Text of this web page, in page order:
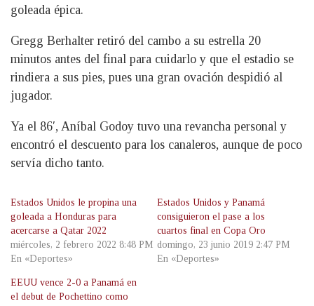
goleada épica.
Gregg Berhalter retiró del cambo a su estrella 20
minutos antes del final para cuidarlo y que el estadio se
rindiera a sus pies, pues una gran ovación despidió al
jugador.
Ya el 86′, Aníbal Godoy tuvo una revancha personal y
encontró el descuento para los canaleros, aunque de poco
servía dicho tanto.
Estados Unidos le propina una
goleada a Honduras para
acercarse a Qatar 2022
miércoles, 2 febrero 2022 8:48 PM
En «Deportes»
Estados Unidos y Panamá
consiguieron el pase a los
cuartos final en Copa Oro
domingo, 23 junio 2019 2:47 PM
En «Deportes»
EEUU vence 2-0 a Panamá en
el debut de Pochettino como